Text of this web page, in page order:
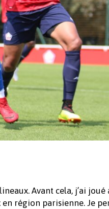
Avant cela, j’ai joué
région parisienne. Je